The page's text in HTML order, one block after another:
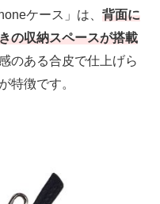
ケース」は、 背面に
の収納スペースが搭載
のある合皮で仕上げら
特徴です。